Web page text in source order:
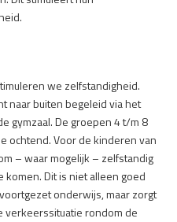
we zelfstandigheid.
naar buiten begeleid via het
gymzaal. De groepen 4 t/m 8
ochtend. Voor de kinderen van
– waar mogelijk – zelfstandig
Dit is niet alleen goed
onderwijs, maar zorgt
verkeerssituatie rondom de